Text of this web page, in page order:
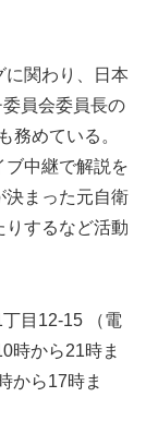
関わり、日本
員会委員長の
務めている。
ブ中継で解説を
決まった元自衛
りするなど活動
目12-15 （電
時から21時ま
から17時ま